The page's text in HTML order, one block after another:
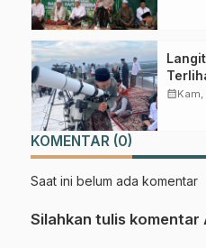
calendar_monthKam,
KOMENTAR (0)
Saat ini belum ada komentar
Silahkan tulis komentar